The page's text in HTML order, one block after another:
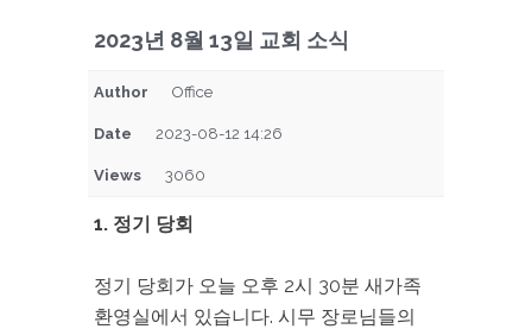
2023년 8월 13일 교회 소식
Author Office
Date 2023-08-12 14:26
Views 3060
1. 정기 당회
정기 당회가 오늘 오후 2시 30분 새가족
환영실에서 있습니다. 시무 장로님들의